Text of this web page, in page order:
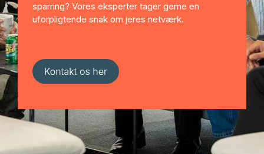
sparring? Vores eksperter tager gerne en
uforpligtende snak om jeres netværk.